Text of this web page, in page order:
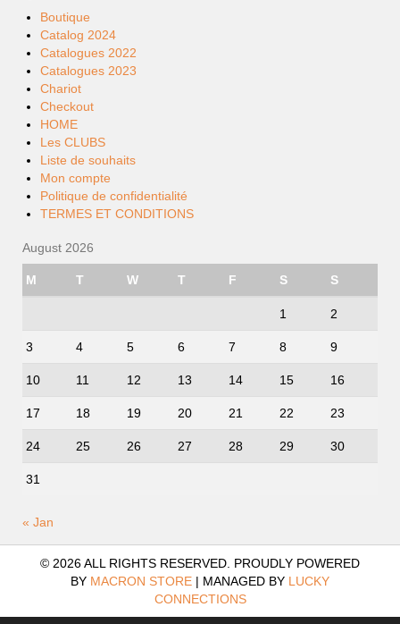
Boutique
Catalog 2024
Catalogues 2022
Catalogues 2023
Chariot
Checkout
HOME
Les CLUBS
Liste de souhaits
Mon compte
Politique de confidentialité
TERMES ET CONDITIONS
August 2026
M T W T F S S
1 2
3 4 5 6 7 8 9
10 11 12 13 14 15 16
17 18 19 20 21 22 23
24 25 26 27 28 29 30
31
« Jan
© 2026 ALL RIGHTS RESERVED. PROUDLY POWERED
BY MACRON STORE | MANAGED BY LUCKY
CONNECTIONS